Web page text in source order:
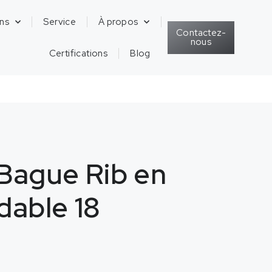
Service À propos
Certifications Blog
Contactez-
nous
Rib en
18